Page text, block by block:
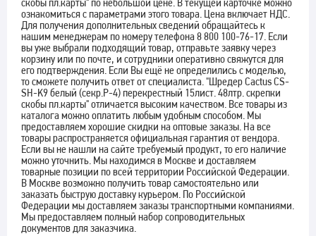
скобы пл.карты" по небольшой цене. В текущей карточке можно
ознакомиться с параметрами этого товара. Цена включает НДС.
Для получения дополнительных сведений обращайтесь к
нашим менеджерам по номеру телефона 8 800 100-76-17. Если
вы уже выбрали подходящий товар, отправьте заявку через
корзину или по почте, и сотрудники оперативно свяжутся для
его подтверждения. Если Вы ещё не определились с моделью,
то сможете получить ответ от специалиста. "Шредер Cactus CS-
SH-K9 белый (секр.P-4) перекрестный 15лист. 48лтр. скрепки
скобы пл.карты" отличается высоким качеством. Все товары из
каталога можно оплатить любым удобным способом. Мы
предоставляем хорошие скидки на оптовые заказы. На все
товары распространяется официальная гарантия от вендора.
Если вы не нашли на сайте требуемый продукт, то его наличие
можно уточнить. Мы находимся в Москве и доставляем
товарные позиции по всей территории Российской Федерации.
В Москве возможно получить товар самостоятельно или
заказать быструю доставку курьером. По Российской
Федерации мы доставляем заказы транспортными компаниями.
Мы предоставляем полный набор сопроводительных
документов для заказчика.